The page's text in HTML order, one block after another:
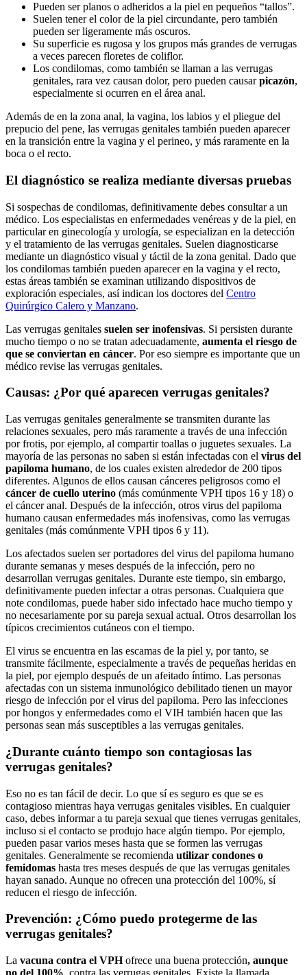
Pueden ser planos o adheridos a la piel en pequeños “tallos”.
Suelen tener el color de la piel circundante, pero también
pueden ser ligeramente más oscuros.
Su superficie es rugosa y los grupos más grandes de verrugas
a veces parecen floretes de coliflor.
Los condilomas, como también se llaman a las verrugas
genitales, rara vez causan dolor, pero pueden causarpicazón,
especialmente si ocurren en el área anal.
Además de en la zona anal, la vagina, los labios y el pliegue del
prepucio del pene, las verrugas genitales también pueden aparecer
en la transición entre la vagina y el perineo, y más raramente en la
boca o el recto.
El diagnóstico se realiza mediante diversas pruebas
Si sospechas de condilomas, definitivamente debes consultar a un
médico. Los especialistas en enfermedades venéreas y de la piel, en
particular en ginecología y urología, se especializan en la detección
y el tratamiento de las verrugas genitales. Suelen diagnosticarse
mediante un diagnóstico visual y táctil de la zona genital. Dado que
los condilomas también pueden aparecer en la vagina y el recto,
estas áreas también se examinan utilizando dispositivos de
exploración especiales, así indican los doctores del Centro
Quirúrgico Calero y Manzano.
Las verrugas genitales suelen ser inofensivas. Si persisten durante
mucho tiempo o no se tratan adecuadamente, aumenta el riesgo de
que se conviertan en cáncer. Por eso siempre es importante que un
médico revise las verrugas genitales.
Causas: ¿Por qué aparecen verrugas genitales?
Las verrugas genitales generalmente se transmiten durante las
relaciones sexuales, pero más raramente a través de una infección
por frotis, por ejemplo, al compartir toallas o juguetes sexuales. La
mayoría de las personas no saben si están infectadas con el virus del
papiloma humano, de los cuales existen alrededor de 200 tipos
diferentes. Algunos de ellos causan cánceres peligrosos como el
cáncer de cuello uterino (más comúnmente VPH tipos 16 y 18) o
el cáncer anal. Después de la infección, otros virus del papiloma
humano causan enfermedades más inofensivas, como las verrugas
genitales (más comúnmente VPH tipos 6 y 11).
Los afectados suelen ser portadores del virus del papiloma humano
durante semanas y meses después de la infección, pero no
desarrollan verrugas genitales. Durante este tiempo, sin embargo,
definitivamente pueden infectar a otras personas. Cualquiera que
note condilomas, puede haber sido infectado hace mucho tiempo y
no necesariamente por su pareja sexual actual. Otros desarrollan los
típicos crecimientos cutáneos con el tiempo.
El virus se encuentra en las escamas de la piel y, por tanto, se
transmite fácilmente, especialmente a través de pequeñas heridas en
la piel, por ejemplo después de un afeitado íntimo. Las personas
afectadas con un sistema inmunológico debilitado tienen un mayor
riesgo de infección por el virus del papiloma. Pero las infecciones
por hongos y enfermedades como el VIH también hacen que las
personas sean más susceptibles a las verrugas genitales.
¿Durante cuánto tiempo son contagiosas las
verrugas genitales?
Eso no es tan fácil de decir. Lo que sí es seguro es que se es
contagioso mientras haya verrugas genitales visibles. En cualquier
caso, debes informar a tu pareja sexual que tienes verrugas genitales,
incluso si el contacto se produjo hace algún tiempo. Por ejemplo,
pueden pasar varios meses hasta que se formen las verrugas
genitales. Generalmente se recomienda utilizar condones o
femidomas hasta tres meses después de que las verrugas genitales
hayan sanado. Aunque no ofrecen una protección del 100%, sí
reducen el riesgo de infección.
Prevención: ¿Cómo puedo protegerme de las
verrugas genitales?
La vacuna contra el VPHofrece una buena protección, aunque
no del 100% , contra las verrugas genitales. Existe la llamada